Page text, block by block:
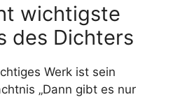
wichtigste
des Dichters
Werk ist sein
„Dann gibt es nur